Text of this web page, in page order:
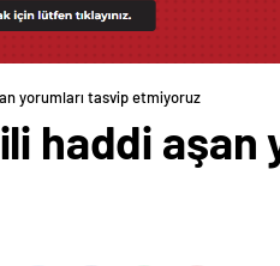
yorumları tasvip etmiyoruz
haddi aşan